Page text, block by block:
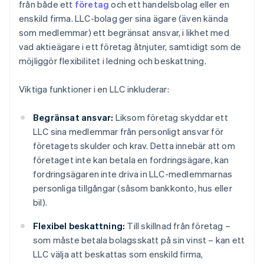
från både ett företag och ett handelsbolag eller en
enskild firma. LLC-bolag ger sina ägare (även kända
som medlemmar) ett begränsat ansvar, i likhet med
vad aktieägare i ett företag åtnjuter, samtidigt som de
möjliggör flexibilitet i ledning och beskattning.
Viktiga funktioner i en LLC inkluderar:
Begränsat ansvar: Liksom företag skyddar ett
LLC sina medlemmar från personligt ansvar för
företagets skulder och krav. Detta innebär att om
företaget inte kan betala en fordringsägare, kan
fordringsägaren inte driva in LLC-medlemmarnas
personliga tillgångar (såsom bankkonto, hus eller
bil).
Flexibel beskattning: Till skillnad från företag –
som måste betala bolagsskatt på sin vinst – kan ett
LLC välja att beskattas som enskild firma,